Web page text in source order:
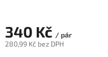
340 Kč / pár
280,99 Kč bez DPH